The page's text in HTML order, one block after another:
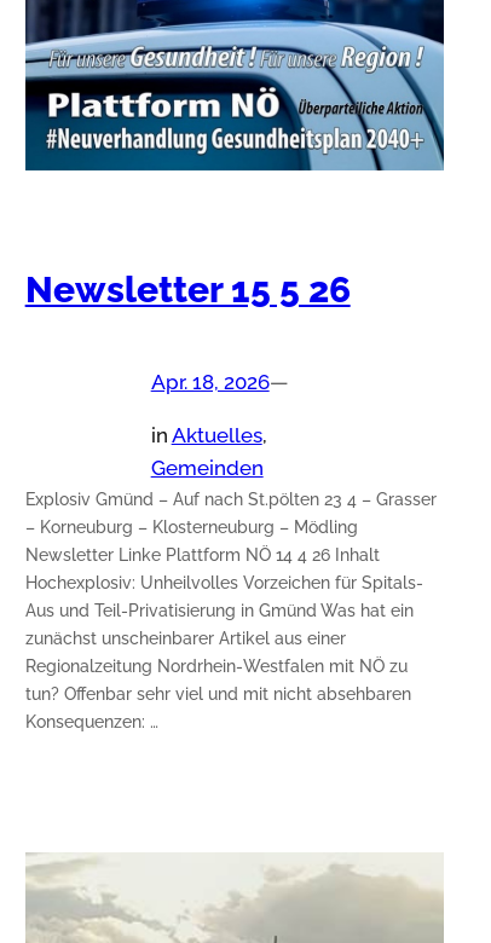
Newsletter 15 5 26
Apr. 18, 2026—
in Aktuelles
Gemeinden
Explosiv Gmünd – Auf nach St.pölten 23 4 – Grasser
– Korneuburg – Klosterneuburg – Mödling
Newsletter Linke Plattform NÖ 14 4 26 Inhalt
Hochexplosiv: Unheilvolles Vorzeichen für Spitals-
Aus und Teil-Privatisierung in Gmünd Was hat ein
zunächst unscheinbarer Artikel aus einer
Regionalzeitung Nordrhein-Westfalen mit NÖ zu
tun? Offenbar sehr viel und mit nicht absehbaren
Konsequenzen: …